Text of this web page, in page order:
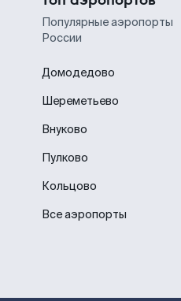
Популярные аэропорты
России
Домодедово
Шереметьево
Внуково
Пулково
Кольцово
Все аэропорты